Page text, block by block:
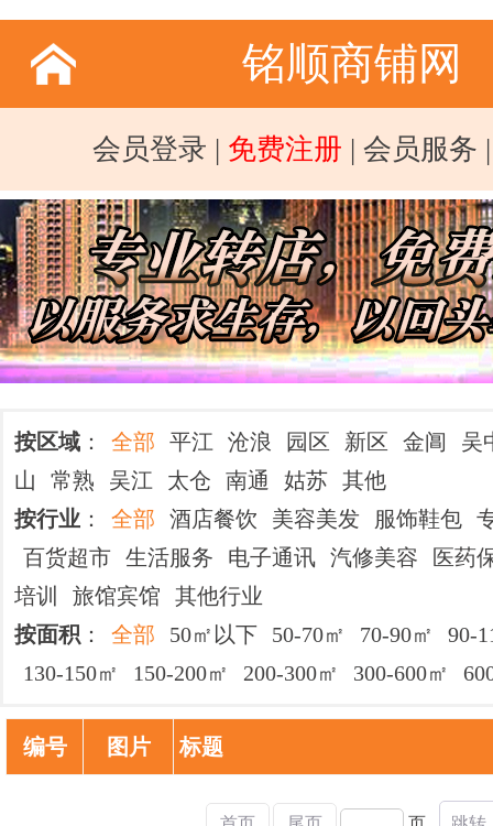
铭顺商铺网
会员登录 | 免费注册 | 会员服务
按区域 ： 全部 平江 沧浪 园区 新区 金阊
吴
山
常熟 吴江 太仓 南通 姑苏 其他
按行业 ： 全部 酒店餐饮 美容美发 服饰鞋包
百货超市 生活服务 电子通讯 汽修美容
医药
培训
旅馆宾馆
其他行业
按面积 ： 全部 50㎡以下 50-70㎡ 70-90㎡
90-
130-150㎡
150-200㎡ 200-300㎡ 300-600㎡
编号 图片 标题